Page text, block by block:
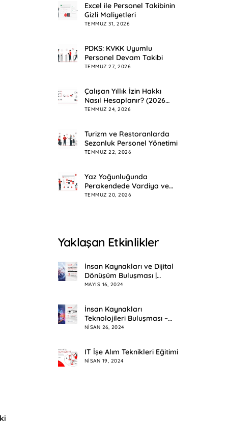
Excel ile Personel Takibinin
Gizli Maliyetleri
TEMMUZ 31, 2026
PDKS: KVKK Uyumlu
Personel Devam Takibi
TEMMUZ 27, 2026
Çalışan Yıllık İzin Hakkı
Nasıl Hesaplanır? (2026
Rehberi)
TEMMUZ 24, 2026
Turizm ve Restoranlarda
Sezonluk Personel Yönetimi
TEMMUZ 22, 2026
Yaz Yoğunluğunda
Perakendede Vardiya ve
Mesai Planlama
TEMMUZ 20, 2026
Yaklaşan Etkinlikler
İnsan Kaynakları ve Dijital
Dönüşüm Buluşması |
Eskişehir
MAYIS 16, 2024
İnsan Kaynakları
Teknolojileri Buluşması –
HR Tech Meetup
NISAN 26, 2024
IT İşe Alım Teknikleri Eğitimi
NISAN 19, 2024